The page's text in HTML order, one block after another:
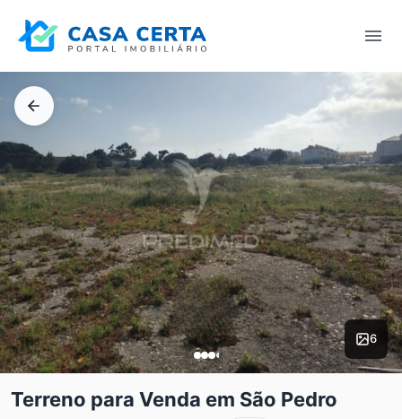
6
Terreno para Venda em São Pedro